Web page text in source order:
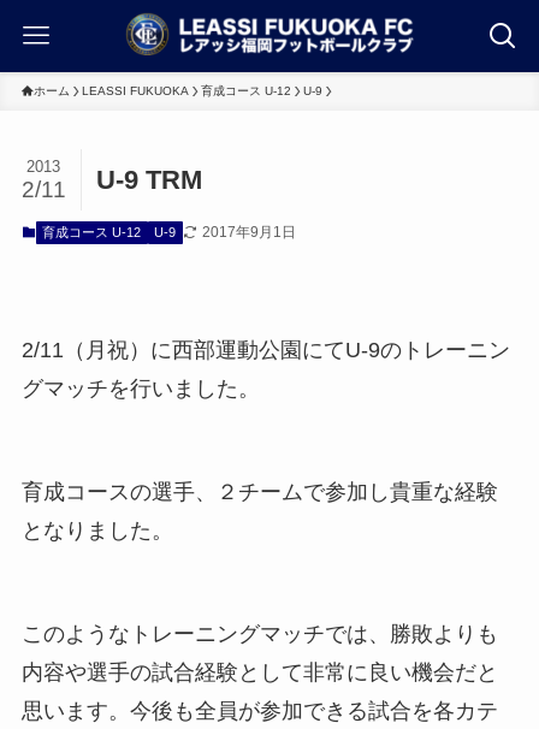
ホーム LEASSI FUKUOKA 育成コース U-12 U-9
U-9 TRM
2013
2/11
育成コース U-12 U-9 2017年9月1日
2/11（月祝）に西部運動公園にてU-9のトレーニン
グマッチを行いました。
育成コースの選手、２チームで参加し貴重な経験
となりました。
このようなトレーニングマッチでは、勝敗よりも
内容や選手の試合経験として非常に良い機会だと
思います。今後も全員が参加できる試合を各カテ